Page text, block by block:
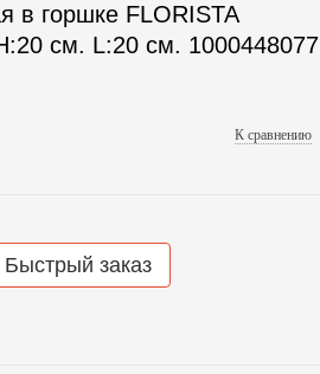
в горшке FLORISTA
см. L:20 см. 1000448077
К сравнению
Быстрый заказ